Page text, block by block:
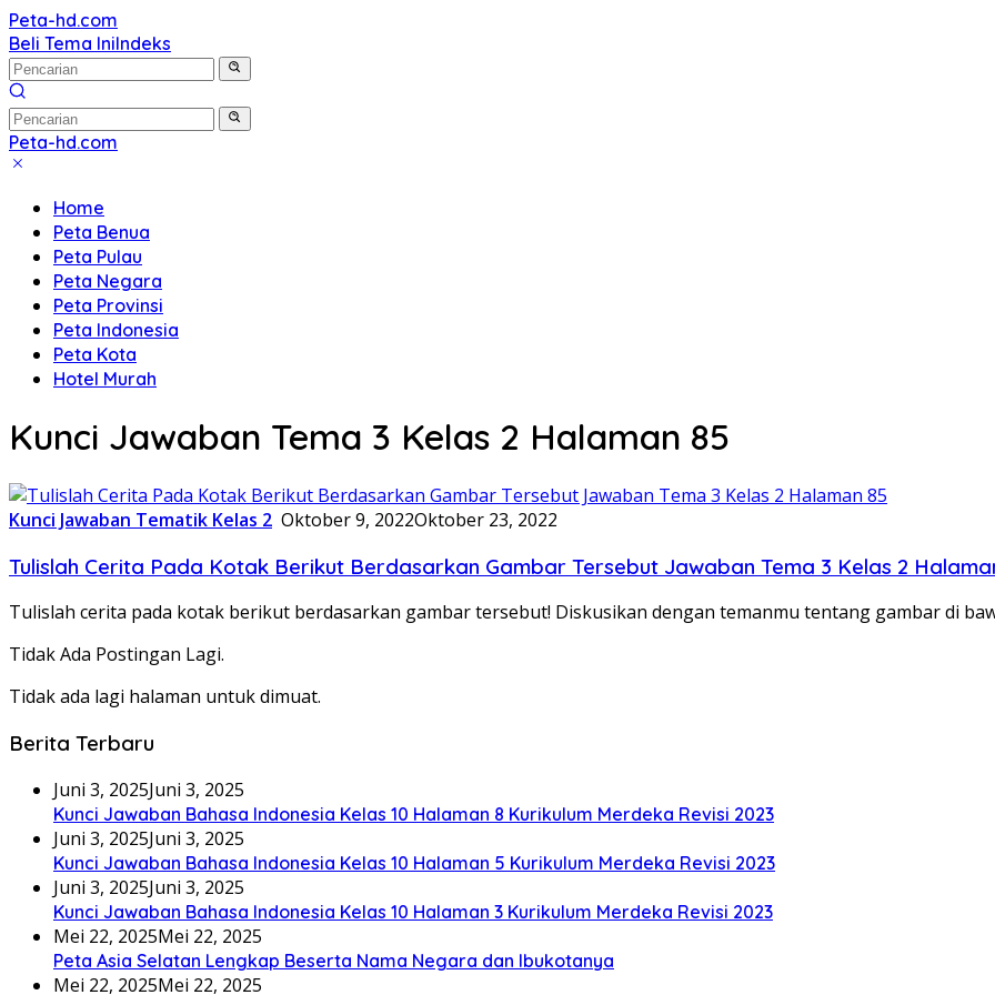
Langsung
ke
konten
Peta-hd.com
Kumpulan
Gambar
Peta
HD
Beli Tema IniIndeks
Peta-hd.com
Kumpulan
Peta
HD
Home
Peta Benua
Peta Pulau
Peta Negara
Peta Provinsi
Peta Indonesia
Peta Kota
Hotel Murah
Kunci Jawaban Tema 3 Kelas 2 Halaman 85
Kunci Jawaban Tematik Kelas 2 Oktober 9, 2022Oktober 23, 2022
Tulislah Cerita Pada Kotak Berikut Berdasarkan Gambar Tersebut Jawaban Tema 3 Kelas 2
Tulislah cerita pada kotak berikut berdasarkan gambar tersebut! Diskusikan dengan temanmu tentang gambar di
Tidak Ada Postingan Lagi.
Tidak ada lagi halaman untuk dimuat.
Berita Terbaru
Juni 3, 2025Juni 3, 2025
Kunci Jawaban Bahasa Indonesia Kelas 10 Halaman 8 Kurikulum Merdeka Revisi 2023
Juni 3, 2025Juni 3, 2025
Kunci Jawaban Bahasa Indonesia Kelas 10 Halaman 5 Kurikulum Merdeka Revisi 2023
Juni 3, 2025Juni 3, 2025
Kunci Jawaban Bahasa Indonesia Kelas 10 Halaman 3 Kurikulum Merdeka Revisi 2023
Mei 22, 2025Mei 22, 2025
Peta Asia Selatan Lengkap Beserta Nama Negara dan Ibukotanya
Mei 22, 2025Mei 22, 2025